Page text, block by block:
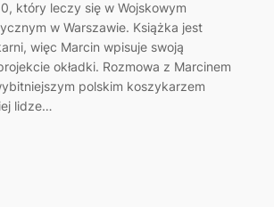
który leczy się w Wojskowym
w Warszawie. Książka jest
więc Marcin wpisuje swoją
okładki. Rozmowa z Marcinem
polskim koszykarzem
lidze…